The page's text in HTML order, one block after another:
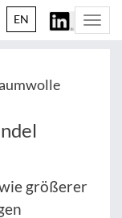
EN
größerer